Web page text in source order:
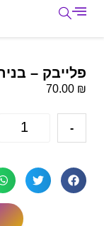
פלייבק –
70.00 ₪
-